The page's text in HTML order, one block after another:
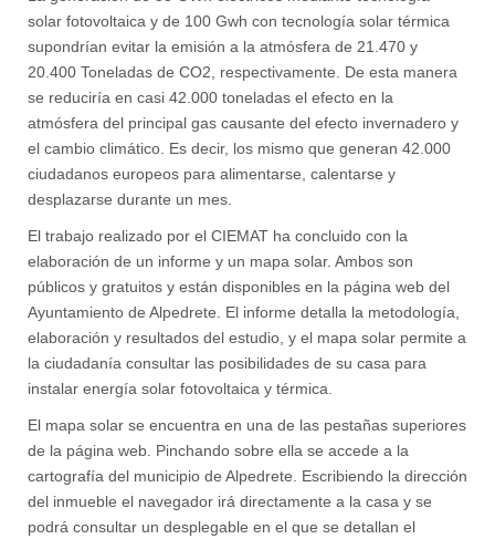
solar fotovoltaica y de 100 Gwh con tecnología solar térmica
supondrían evitar la emisión a la atmósfera de 21.470 y
20.400 Toneladas de CO2, respectivamente. De esta manera
se reduciría en casi 42.000 toneladas el efecto en la
atmósfera del principal gas causante del efecto invernadero y
el cambio climático. Es decir, los mismo que generan 42.000
ciudadanos europeos para alimentarse, calentarse y
desplazarse durante un mes.
El trabajo realizado por el CIEMAT ha concluido con la
elaboración de un informe y un mapa solar. Ambos son
públicos y gratuitos y están disponibles en la página web del
Ayuntamiento de Alpedrete. El informe detalla la metodología,
elaboración y resultados del estudio, y el mapa solar permite a
la ciudadanía consultar las posibilidades de su casa para
instalar energía solar fotovoltaica y térmica.
El mapa solar se encuentra en una de las pestañas superiores
de la página web. Pinchando sobre ella se accede a la
cartografía del municipio de Alpedrete. Escribiendo la dirección
del inmueble el navegador irá directamente a la casa y se
podrá consultar un desplegable en el que se detallan el